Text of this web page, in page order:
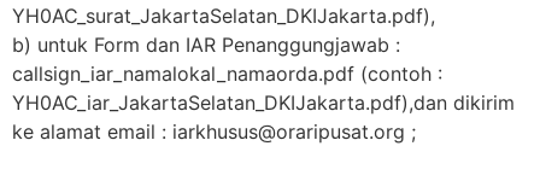
YH0AC_surat_JakartaSelatan_DKIJakarta.pdf),
b) untuk Form dan IAR Penanggungjawab :
callsign_iar_namalokal_namaorda.pdf (contoh :
YH0AC_iar_JakartaSelatan_DKIJakarta.pdf),dan dikirim
ke alamat email : iarkhusus@oraripusat.org ;